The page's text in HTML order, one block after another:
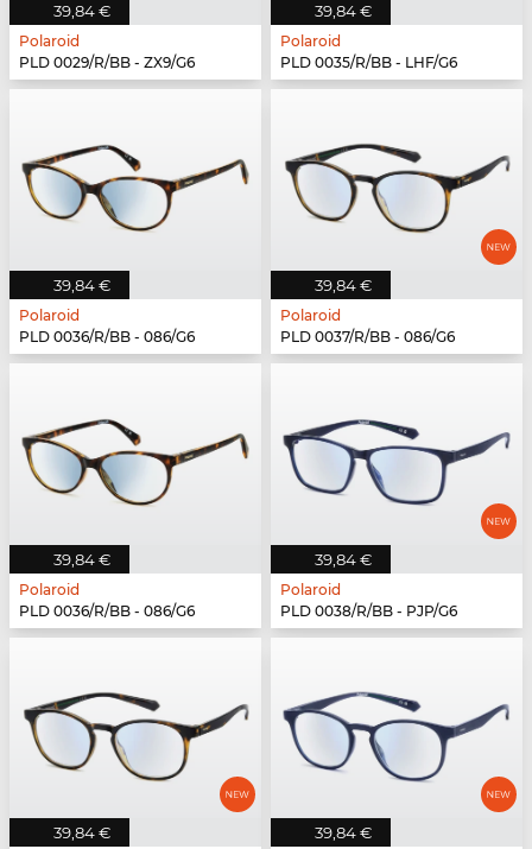
39,84 €
Polaroid
PLD 0029/R/BB - ZX9/G6
39,84 €
Polaroid
PLD 0035/R/BB - LHF/G6
39,84 €
Polaroid
PLD 0036/R/BB - 086/G6
39,84 €
Polaroid
PLD 0037/R/BB - 086/G6
39,84 €
Polaroid
PLD 0036/R/BB - 086/G6
39,84 €
Polaroid
PLD 0038/R/BB - PJP/G6
39,84 € 39,84 €